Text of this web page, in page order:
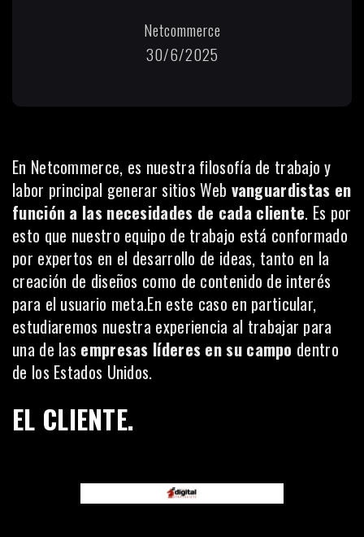
Netcommerce
30/6/2025
En Netcommerce, es nuestra filosofía de trabajo y
labor principal generar sitios Web vanguardistas en
función a las necesidades de cada cliente. Es por
esto que nuestro equipo de trabajo está conformado
por expertos en el desarrollo de ideas, tanto en la
creación de diseños como de contenido de interés
para el usuario meta.En este caso en particular,
estudiaremos nuestra experiencia al trabajar para
una de las empresas líderes en su campo dentro
de los Estados Unidos.
EL CLIENTE.